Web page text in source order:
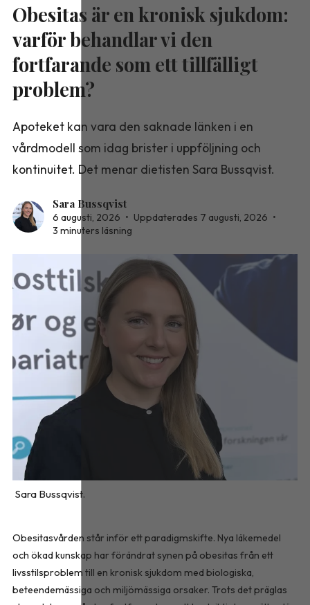
Obesitas är en kronisk sjukdom:
varför behandlar vi den
fortfarande som ett tillfälligt
problem?
Apoteket kan vara den saknade länken i en
vårdmodell som idag brister i uppföljning och
kontinuitet. Det menar dietisten Sara Bussqvist.
Sara Bussqvist
6 augusti, 2026 • Uppdaterades 7 augusti, 2026 •
3 minuters läsning
Sara Bussqvist.
Obesitasvården står inför ett paradigmskifte. Nya läkemedel
och ökad kunskap har förändrat synen på obesitas från ett
livsstilsproblem till en kronisk sjukdom med biologiska,
beteendemässiga och miljömässiga orsaker. Trots det präglas